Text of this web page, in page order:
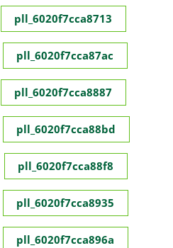
pll_6020f7cca8713
pll_6020f7cca87ac
pll_6020f7cca8887
pll_6020f7cca88bd
pll_6020f7cca88f8
pll_6020f7cca8935
pll_6020f7cca896a